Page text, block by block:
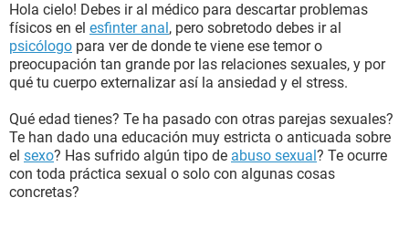
Hola cielo! Debes ir al médico para descartar problemas
físicos en el esfinter anal, pero sobretodo debes ir al
psicólogo para ver de donde te viene ese temor o
preocupación tan grande por las relaciones sexuales, y por
qué tu cuerpo externalizar así la ansiedad y el stress.
Qué edad tienes? Te ha pasado con otras parejas sexuales?
Te han dado una educación muy estricta o anticuada sobre
el sexo? Has sufrido algún tipo de abuso sexual? Te ocurre
con toda práctica sexual o solo con algunas cosas
concretas?